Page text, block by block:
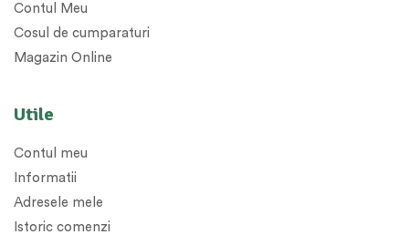
Contul Meu
Cosul de cumparaturi
Magazin Online
Utile
Contul meu
Informatii
Adresele mele
Istoric comenzi